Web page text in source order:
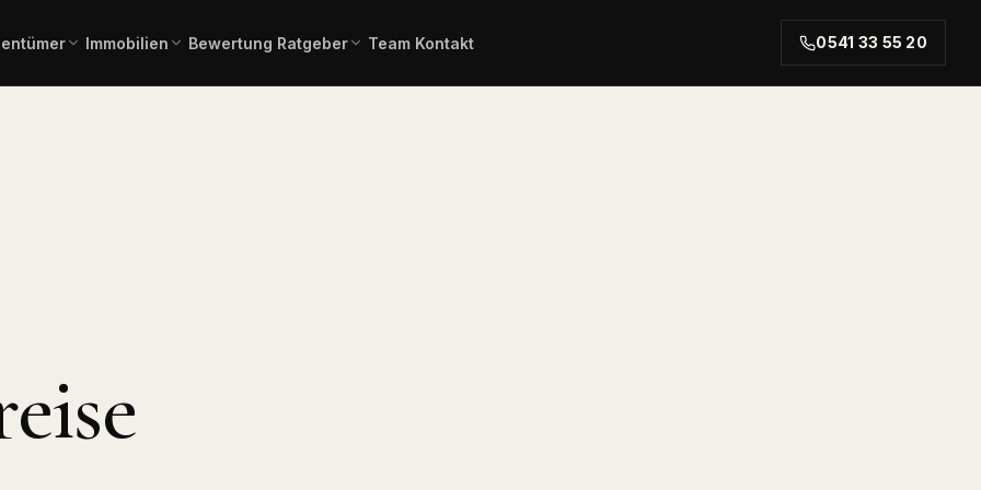
Horses & Dreams
Pferdeimmobilien und
Reitanlagen.
Immobilien
Forward,
Bewertung Ratgeber Team Kontakt 0541 33 55 20